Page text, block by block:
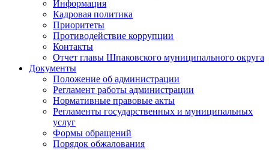
Информация
Кадровая политика
Приоритеты
Противодействие коррупции
Контакты
Отчет главы Шпаковского муниципального округа
Документы
Положение об администрации
Регламент работы администрации
Нормативные правовые акты
Регламенты государственных и муниципальных
услуг
Формы обращений
Порядок обжалования